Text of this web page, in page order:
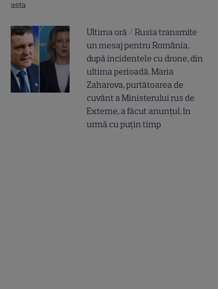
Ultima oră / Rusia transmite
un mesaj pentru România,
după incidentele cu drone, din
ultima perioadă. Maria
Zaharova, purtătoarea de
cuvânt a Ministerului rus de
Externe, a făcut anunțul, în
urmă cu puțin timp